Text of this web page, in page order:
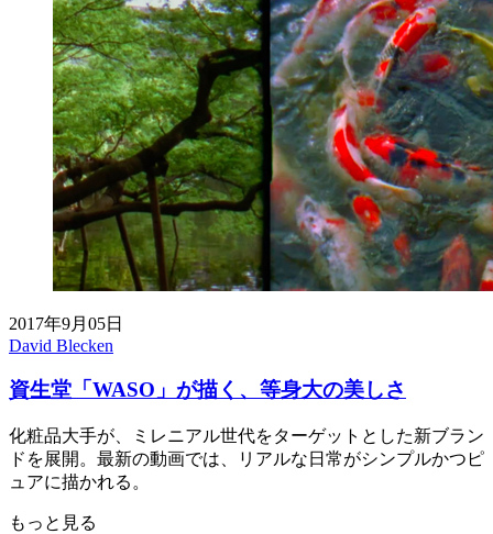
2017年9月05日
David Blecken
資生堂「WASO」が描く、等身大の美しさ
化粧品大手が、ミレニアル世代をターゲットとした新ブラン
ドを展開。最新の動画では、リアルな日常がシンプルかつピ
ュアに描かれる。
もっと見る